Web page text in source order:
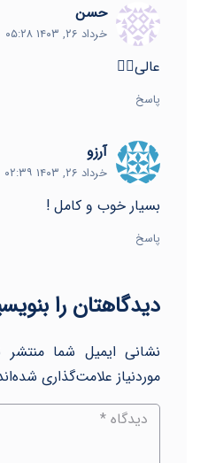
حسن
خرداد ۲۶, ۱۴۰۳ ۰۵:۲۸
عالی👍🏻
پاسخ
آرزو
خرداد ۲۶, ۱۴۰۳ ۰۲:۳۹
بسیار خوب و کامل !
پاسخ
دیدگاهتان را
نشانی ایمیل شما
موردنیاز علامت‌گذاری